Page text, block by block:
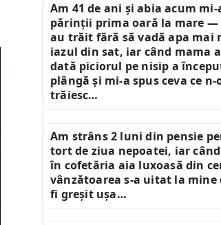
Am 41 de ani și abia acum
părinții prima oară la mare —
au trăit fără să vadă apa mai
iazul din sat, iar când mama
dată piciorul pe nisip a
plângă și mi-a spus ceva ce
trăiesc…
Am strâns 2 luni din pensie
tort de ziua nepoatei, iar
în cofetăria aia luxoasă din
vânzătoarea s-a uitat la mine
fi greșit ușa…